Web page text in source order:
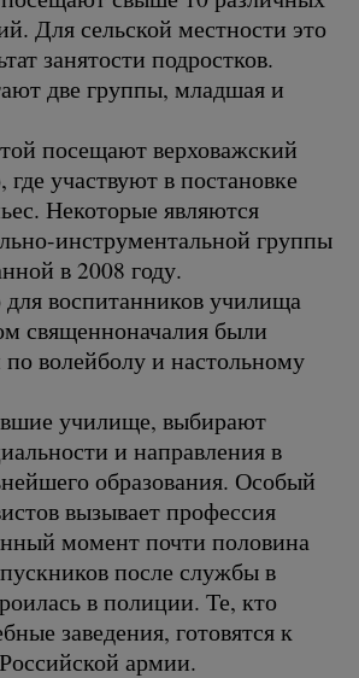
Для сельской местности это
занятости подростков.
две группы, младшая и
посещают верховажский
участвуют в постановке
Некоторые являются
инструментальной группы
в 2008 году.
воспитанников училища
священноначалия были
волейболу и настольному
училище, выбирают
и направления в
образования. Особый
вызывает профессия
момент почти половина
после службы в
в полиции. Те, кто
заведения, готовятся к
армии.